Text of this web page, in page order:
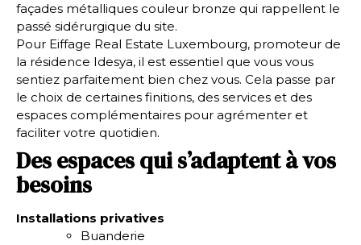
façades métalliques couleur bronze qui rappellent le
passé sidérurgique du site.
Pour Eiffage Real Estate Luxembourg, promoteur de
la résidence Idesya, il est essentiel que vous vous
sentiez parfaitement bien chez vous. Cela passe par
le choix de certaines finitions, des services et des
espaces complémentaires pour agrémenter et
faciliter votre quotidien.
Des espaces qui s’adaptent à vos
besoins
Installations privatives
Buanderie